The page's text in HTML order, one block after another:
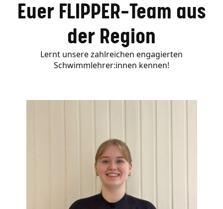
Euer FLIPPER-Team aus
der Region
Lernt unsere zahlreichen engagierten
Schwimmlehrer:innen kennen!